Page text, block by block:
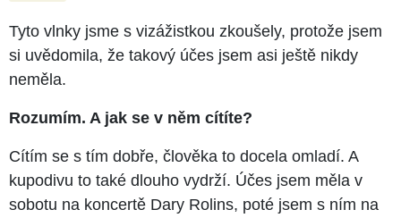
Tyto vlnky jsme s vizážistkou zkoušely, protože jsem
si uvědomila, že takový účes jsem asi ještě nikdy
neměla.
Rozumím. A jak se v něm cítíte?
Cítím se s tím dobře, člověka to docela omladí. A
kupodivu to také dlouho vydrží. Účes jsem měla v
sobotu na koncertě Dary Rolins, poté jsem s ním na